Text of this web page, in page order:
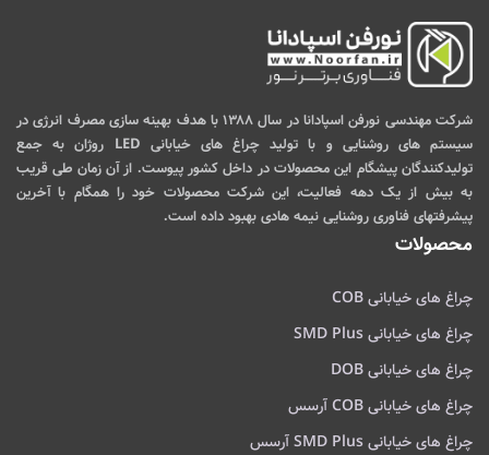
شرکت مهندسی نورفن اسپادانا در سال ۱۳۸۸ با هدف بهینه سازی مصرف انرژی در
سیستم های روشنایی و با تولید چراغ های خیابانی LED روژان به جمع
تولیدکنندگان پیشگام این محصولات در داخل کشور پیوست. از آن زمان طی قریب
به بیش از یک دهه فعالیت، این شرکت محصولات خود را همگام با آخرین
پیشرفتهای فناوری روشنایی نیمه هادی بهبود داده است.
محصولات
چراغ های خیابانی COB
چراغ های خیابانی SMD Plus
چراغ های خیابانی DOB
چراغ های خیابانی COB آرسس
چراغ های خیابانی SMD Plus آرسس